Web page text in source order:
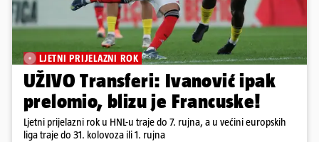
LJETNI PRIJELAZNI ROK
UŽIVO Transferi: Ivanović ipak
prelomio, blizu je Francuske!
Ljetni prijelazni rok u HNL-u traje do 7. rujna, a u većini europskih
liga traje do 31. kolovoza ili 1. rujna